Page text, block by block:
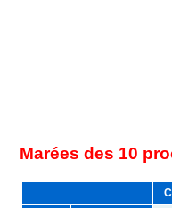
Marées des 10